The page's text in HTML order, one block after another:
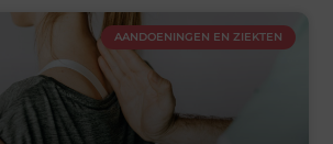
AANDOENINGEN EN ZIEKTEN